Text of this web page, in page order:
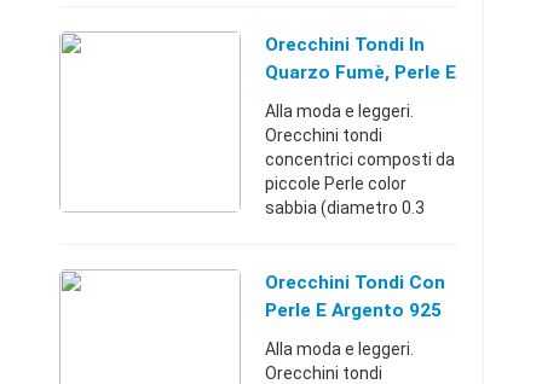
monachella.Milano
(Milano)+398001685899
Orecchini Tondi In
Quarzo Fumè, Perle E
Argento 925
Alla moda e leggeri.
Orecchini tondi
concentrici composti da
piccole Perle color
sabbia (diametro 0.3
Fumè (diametro 0.6 cm).
Montatura in Argento
Orecchini Tondi Con
Perle E Argento 925
Alla moda e leggeri.
Orecchini tondi